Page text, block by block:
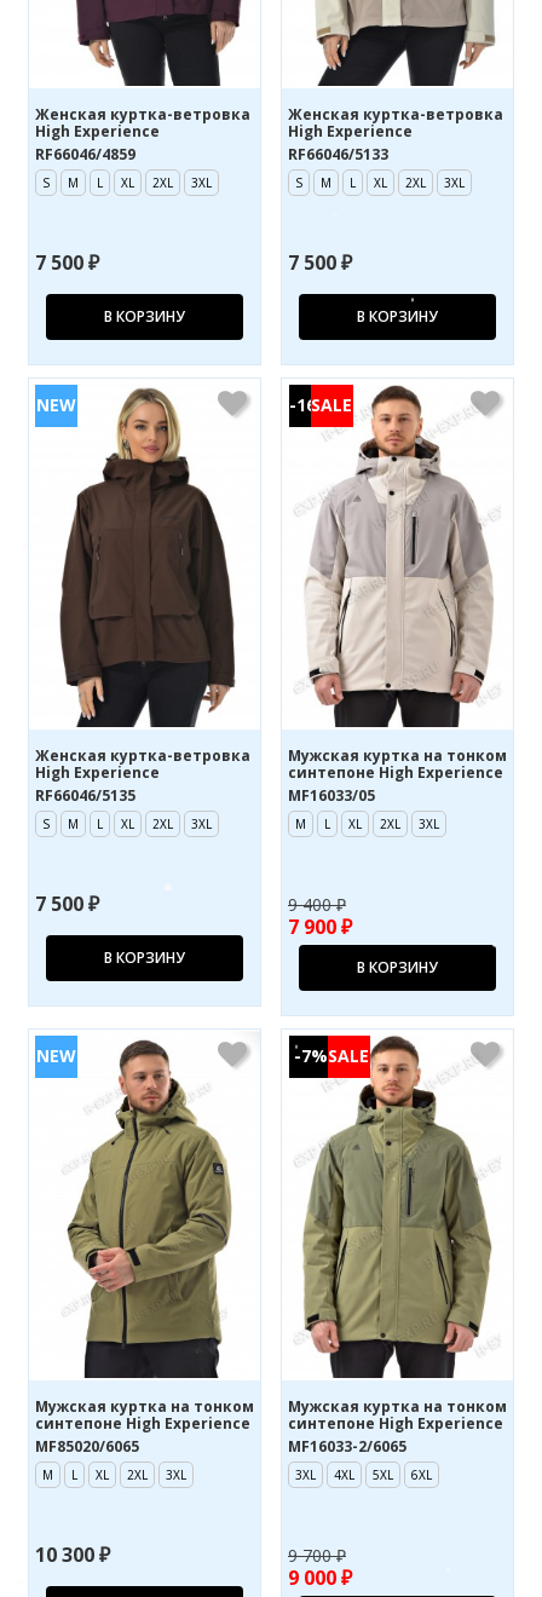
Женская куртка-ветровка
High Experience
RF66046/4859
S M L XL 2XL 3XL
7 500 ₽
В КОРЗИНУ
Женская куртка-ветровка
High Experience
RF66046/5133
S M L XL 2XL 3XL
7 500 ₽
В КОРЗИНУ
Женская куртка-ветровка
High Experience
RF66046/5135
S M L XL 2XL 3XL
7 500 ₽
В КОРЗИНУ
-16%
Мужская куртка на тонком
синтепоне High Experience
MF16033/05
M L XL 2XL 3XL
9 400 ₽
7 900 ₽
В КОРЗИНУ
Мужская куртка на тонком
синтепоне High Experience
MF85020/6065
M L XL 2XL 3XL
10 300 ₽
-7%
Мужская куртка на тонком
синтепоне High Experience
MF16033-2/6065
3XL 4XL 5XL 6XL
9 700 ₽
9 000 ₽